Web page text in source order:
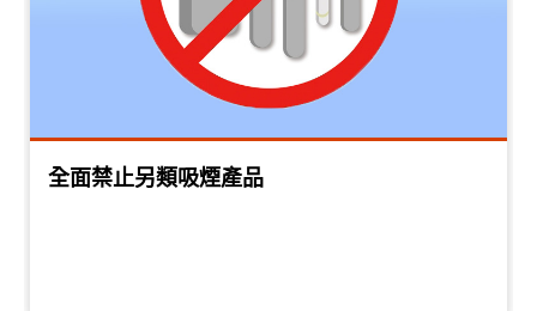
全面禁止另類吸煙產品